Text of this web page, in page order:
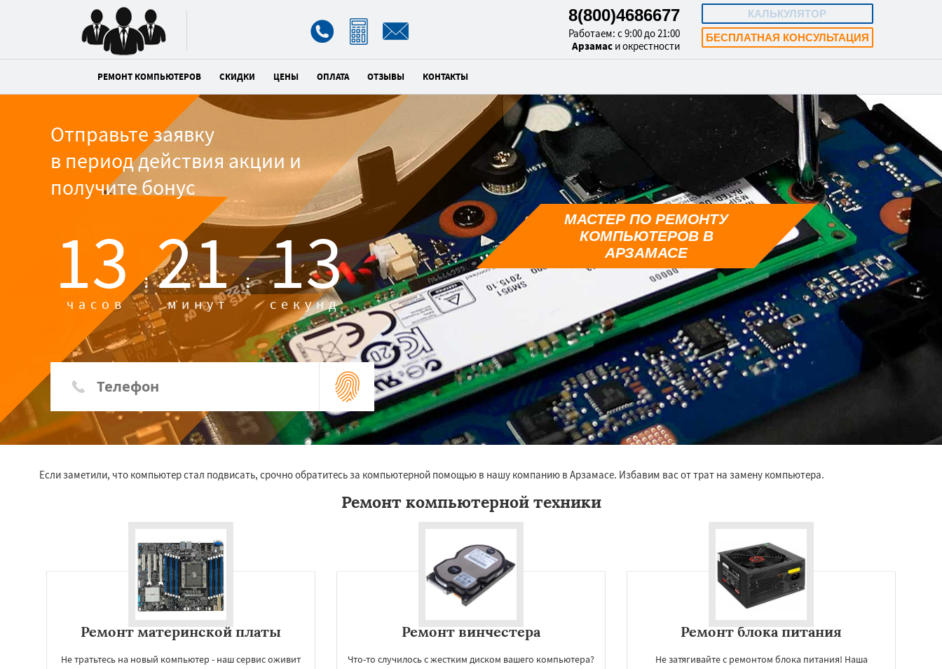
КАЛЬКУЛЯТОР
БЕСПЛАТНАЯ КОНСУЛЬТАЦИЯ
8(800)4686677
Работаем: с 9:00 до 21:00
Арзамас и окрестности
РЕМОНТ КОМПЬЮТЕРОВ СКИДКИ ЦЕНЫ ОПЛАТА ОТЗЫВЫ КОНТАКТЫ
Отправьте заявку
в период действия акции и
получите бонус
13 :
часов 21 :
минут 12
секунд
МАСТЕР ПО РЕМОНТУ
КОМПЬЮТЕРОВ В
АРЗАМАСЕ
Если заметили, что компьютер стал подвисать, срочно обратитесь за компьютерной помощью в нашу компанию в Арзамасе. Избавим вас от трат на замену компьютера.
Ремонт компьютерной техники
Ремонт материнской платы
Не тратьтесь на новый компьютер - наш сервис оживит
Ремонт винчестера
Что-то случилось с жестким диском вашего компьютера?
Ремонт блока питания
Не затягивайте с ремонтом блока питания! Наша